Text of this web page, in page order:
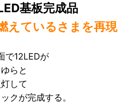
基板完成品
えているさまを再現
で12LEDが
らと
して
クが完成する。